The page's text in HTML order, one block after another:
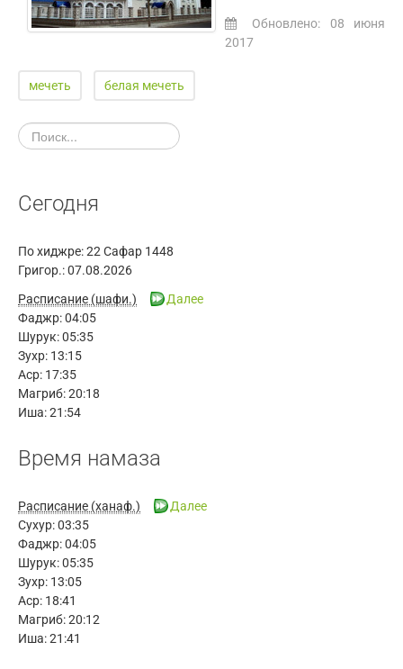
Обновлено: 08 июня
2017
мечеть белая мечеть
Сегодня
По хиджре:22 Сафар 1448
Григор.:07.08.2026
Расписание (шафи.)
Фаджр:04:05
Шурук:05:35
Зухр: 13:15
Аср: 17:35
Магриб:20:18
Иша:21:54
Далее
Время намаза
Расписание (ханаф.)
Сухур:03:35
Фаджр:04:05
Шурук:05:35
Зухр: 13:05
Аср: 18:41
Магриб:20:12
Иша:21:41
Далее